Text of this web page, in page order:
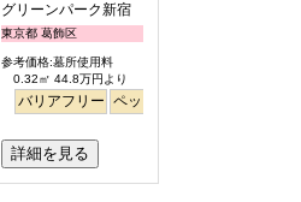
グリーンパーク新宿
東京都 葛飾区
参考価格:墓所使用料
0.32㎡ 44.8万円より
バリアフリー ペット
詳細を見る